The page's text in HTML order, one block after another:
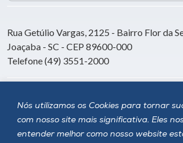
Nós utilizamos os Cookies para tornar
com nosso site mais significativa. Eles
entender melhor como nosso website
Rua Getúlio Vargas, 2125 - Bairro Flor da
Joaçaba - SC - CEP 89600-000
Telefone (49) 3551-2000
Siga a Unoesc